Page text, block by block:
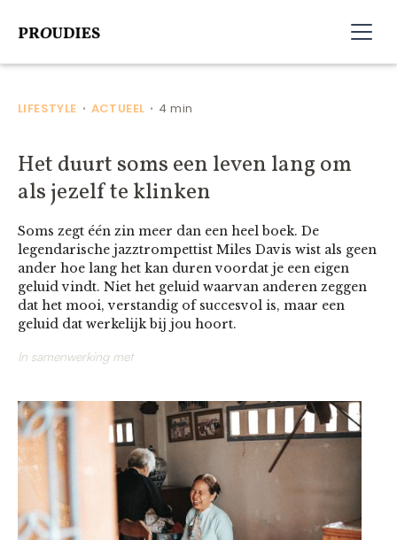
LIFESTYLE • ACTUEEL • 4 min
Het duurt soms een leven lang om
als jezelf te klinken
Soms zegt één zin meer dan een heel boek. De
legendarische jazztrompettist Miles Davis wist als geen
ander hoe lang het kan duren voordat je een eigen
geluid vindt. Niet het geluid waarvan anderen zeggen
dat het mooi, verstandig of succesvol is, maar een
geluid dat werkelijk bij jou hoort.
In samenwerking met